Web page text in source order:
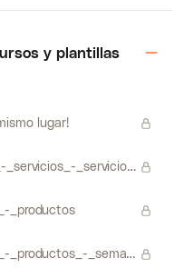
y plantillas
lugar!
_servicios_-_overview
_productos
_semana_2_-_detallada